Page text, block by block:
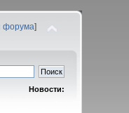
форума]
Новости: